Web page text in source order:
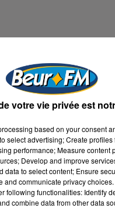
votre vie privée est
based on your consent
select advertising; Create
performance; Measure
Develop and improve
to select content; Ensure
communicate privacy
following functionalities: Identify
combine data from other data